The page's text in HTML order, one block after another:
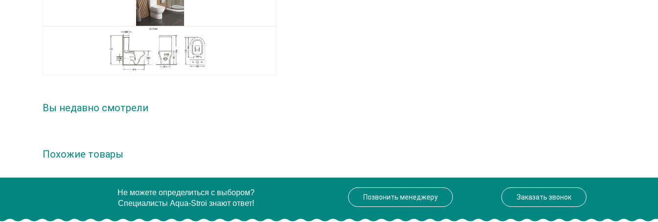
Вы недавно смотрели
Похожие товары
Не можете определиться с выбором?
Специалисты Aqua-Stroi знают ответ!
Позвонить менеджеру Заказать звонок